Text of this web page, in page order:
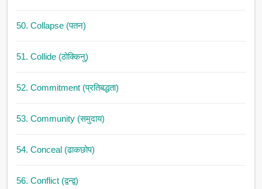
50. Collapse (पतन)
51. Collide (ठोक्किनु)
52. Commitment (प्रतिबद्धता)
53. Community (समुदाय)
54. Conceal (ढाकछोप)
56. Conflict (द्वन्द्व)